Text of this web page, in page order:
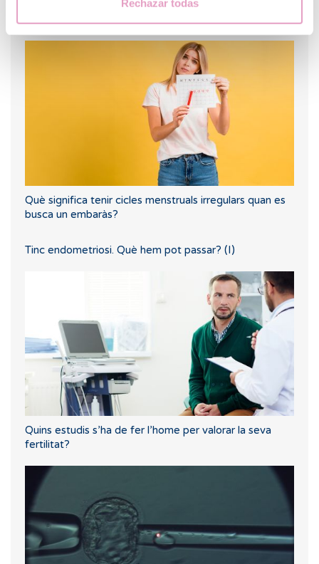
Rechazar todas
Quines opcions hi ha avui dia per ser mare després dels
40 anys?
Què significa tenir cicles menstruals irregulars quan es
busca un embaràs?
Tinc endometriosi. Què hem pot passar? (I)
Quins estudis s’ha de fer l’home per valorar la seva
fertilitat?